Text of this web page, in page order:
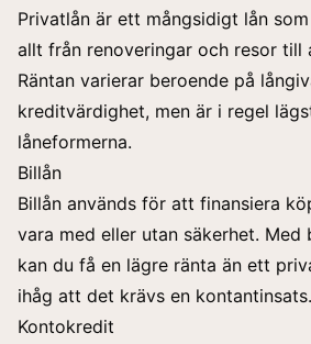
Privatlån är ett mångsidigt lån
allt från renoveringar och resor till
Räntan varierar beroende på
kreditvärdighet, men är i regel
låneformerna.
Billån
Billån används för att finansiera
vara med eller utan säkerhet. Med
kan du få en lägre ränta än ett
ihåg att det krävs en kontantinsats.
Kontokredit